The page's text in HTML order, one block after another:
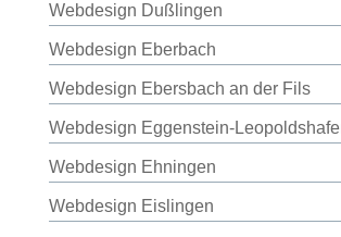
Webdesign Dußlingen
Webdesign Eberbach
Webdesign Ebersbach an der Fils
Webdesign Eggenstein-
Webdesign Ehningen
Webdesign Eislingen